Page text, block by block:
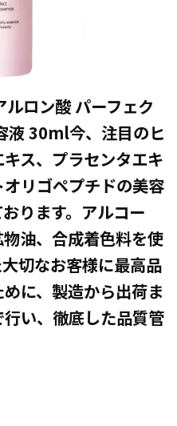
ロン酸 パーフェク
液 30ml今、注目のヒ
ス、プラセンタエキ
リゴペプチドの美容
ります。アルコー
油、合成着色料を使
切なお客様に最高品
に、製造から出荷ま
い、徹底した品質管